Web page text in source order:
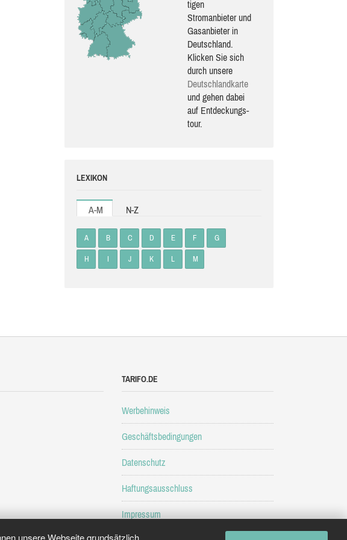
unsere Webseite grundsätzlich
ti­gen
Stromanbieter und
Gasanbieter in
Deutschland.
Klicken Sie sich
durch unsere
Deutsch­land­karte
und gehen dabei
auf Ent­de­ckungs­
tour.
LEXIKON
A-M N-Z
A B C D E F G
H I J K L M
TARIFO.DE
Werbehinweis
Geschäftsbedingungen
Datenschutz
Haftungsausschluss
Impressum